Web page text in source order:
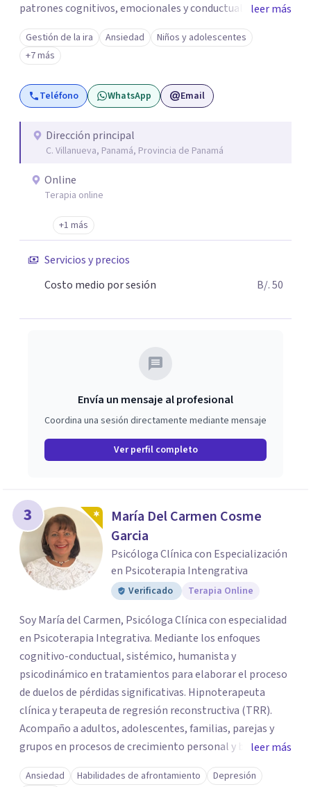
patrones cognitivos, emocionales y conductuales.
Abordo patologías específicas como trastornos de
ansiedad y del ánimo, y también crisis vitales y procesos
de crecimiento personal.
leer más
Gestión de la ira Ansiedad
Niños y adolescentes
+7 más
Teléfono WhatsApp Email
Dirección principal
C. Villanueva, Panamá, Provincia de Panamá
Online
Terapia online
+1 más
Servicios y precios
Costo medio por sesión
B/. 50
Envía un mensaje al profesional
Coordina una sesión directamente mediante mensaje
Ver perfil completo
3
María Del Carmen Cosme
Garcia
Psicóloga Clínica con Especialización
en Psicoterapia Intengrativa
Verificado Terapia Online
Soy María del Carmen, Psicóloga Clínica con especialidad
en Psicoterapia Integrativa. Mediante los enfoques
cognitivo-conductual, sistémico, humanista y
psicodinámico en tratamientos para elaborar el proceso
de duelos de pérdidas significativas. Hipnoterapeuta
clínica y terapeuta de regresión reconstructiva (TRR).
Acompaño a adultos, adolescentes, familias, parejas y
grupos en procesos de crecimiento personal y búsqueda
de bienestar emocional, por duelos de pérdidas
significativas, heridas emocionales y traumas ocurridos
leer más
Ansiedad Habilidades de afrontamiento
Depresión